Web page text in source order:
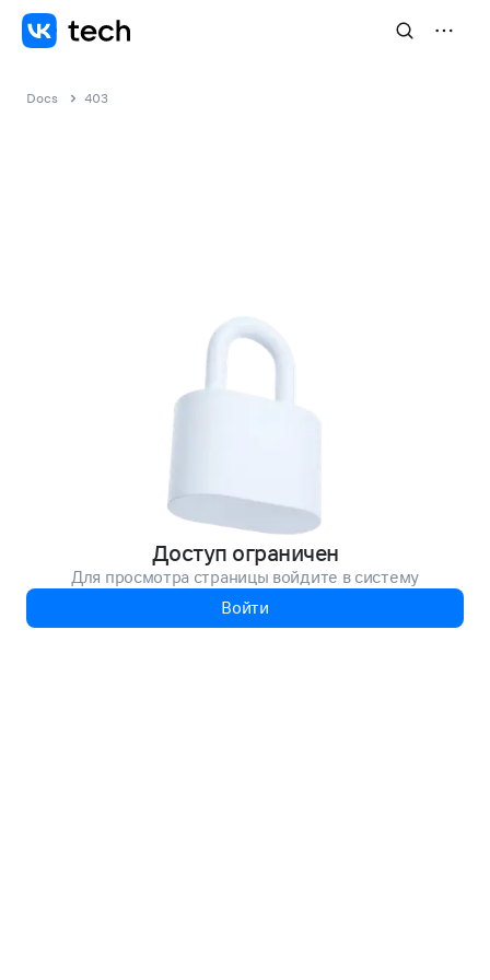
Docs 403
Доступ ограничен
Для просмотра страницы войдите в систему
Войти